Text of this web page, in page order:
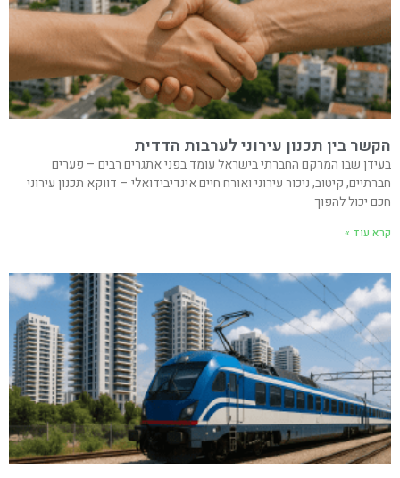
הקשר בין תכנון עירוני לערבות הדדית
בעידן שבו המרקם החברתי בישראל עומד בפני אתגרים רבים – פערים
חברתיים, קיטוב, ניכור עירוני ואורח חיים אינדיבידואלי – דווקא תכנון עירוני
חכם יכול להפוך
קרא עוד »